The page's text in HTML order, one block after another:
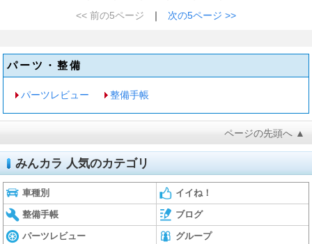
<< 前の5ページ
｜ 次の5ページ >>
パーツ・整備
パーツレビュー 整備手帳
ページの先頭へ ▲
みんカラ 人気のカテゴリ
車種別 イイね！
整備手帳 ブログ
パーツレビュー グループ